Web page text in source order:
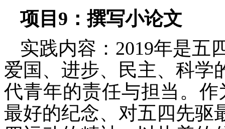
项目 9 ：撰写小论文
实践内容： 2019年是五
爱国、进步、民主、科学
代青年的责任与担当。作
最好的纪念、对五四先驱